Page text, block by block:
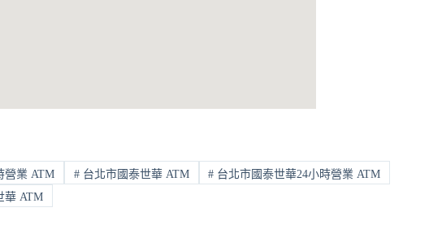
營業 ATM #台北市國泰世華 ATM # 台北市國泰世華24小時營業 ATM
華 ATM